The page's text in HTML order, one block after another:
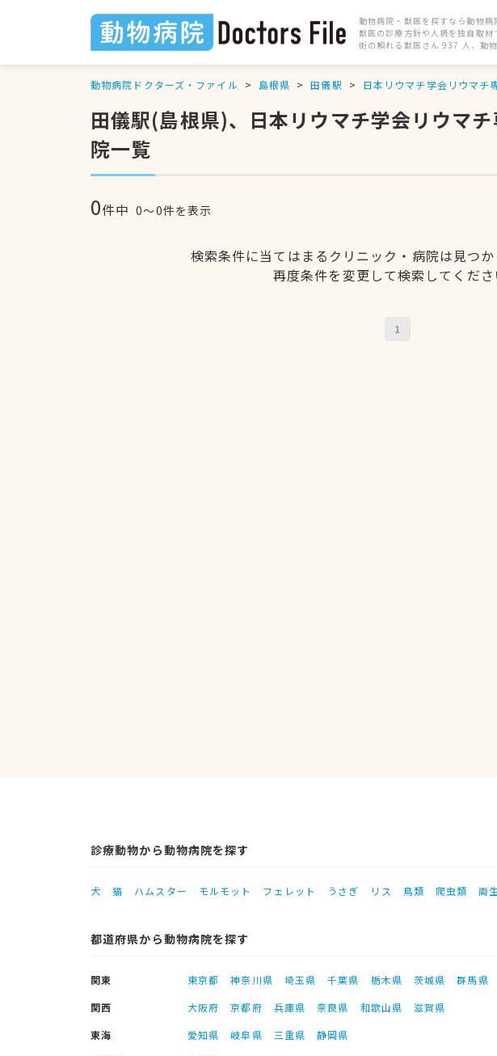
動物病院・獣医を探すなら動物病
獣医の診療方針や人柄を独自取材
街の頼れる獣医さん 937 人、動
動物病院ドクターズ・ファイル 島根県 田儀駅 日本リウマチ学会リウマチ
田儀駅(島根県)、日本リウマチ学会リウマ
院一覧
0件中 0〜0件を表示
検索条件に当てはまるクリニック・病院は見つか
再度条件を変更して検索してくださ
1
診療動物から動物病院を探す
犬 猫 ハムスター モルモット フェレット うさぎ リス 鳥類 爬虫類 両
都道府県から動物病院を探す
関東 東京都 神奈川県 埼玉県 千葉県 栃木県 茨城県
群馬県
関西
大阪府 京都府 兵庫県 奈良県 和歌山県
滋賀県
東海
愛知県 岐阜県 三重県
静岡県